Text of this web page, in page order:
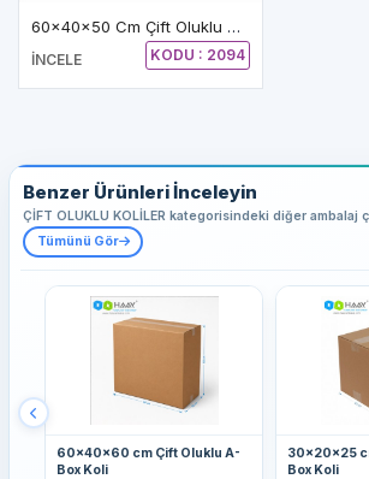
60x40x50 Cm Çift Oluklu A-Box Koli
İNCELE KODU : 2094
Benzer Ürünleri İnceleyin
ÇİFT OLUKLU KOLİLER kategorisindeki diğer
Tümünü Gör
60x40x60 cm Çift Oluklu A-
Box Koli
30x20x25
Box Koli